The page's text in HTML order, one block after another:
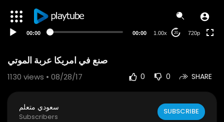
00:00 00:00 1.00x 20 720p
صنع في امريكا عربة الموتي
1130 views • 08/28/17 0 0 SHARE
سعودي متعلم
Subscribers
SUBSCRIBE